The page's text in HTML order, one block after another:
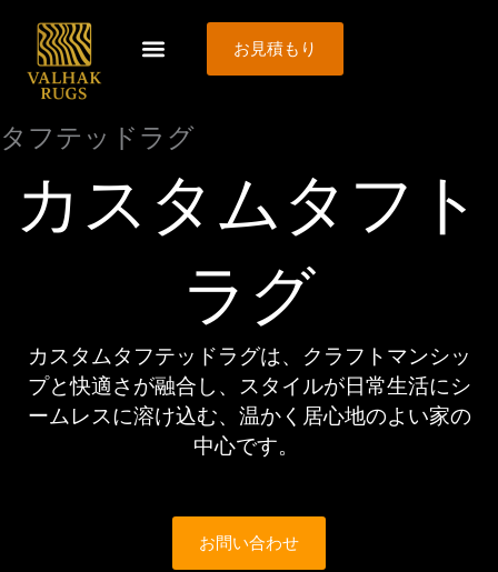
キ
お見積もり
タフテッドラグ
カスタムタフト
ラグ
カスタムタフテッドラグは、クラフトマンシッ
プと快適さが融合し、スタイルが日常生活にシ
ームレスに溶け込む、温かく居心地のよい家の
中心です。
お問い合わせ